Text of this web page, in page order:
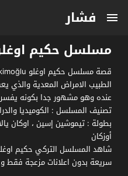
فشار
مسلسل حكيم
الطبيب الامراض المعدية والذي
عنده وهو مشهور جدا بكونه
تصنيف المسلسل : الكوميديا
بطولة : تيموشين إسين ، اوكان
أوزكان
شاهد المسلسل التركي حكيم
سريعة بدون اعلانات مزعجة فقط